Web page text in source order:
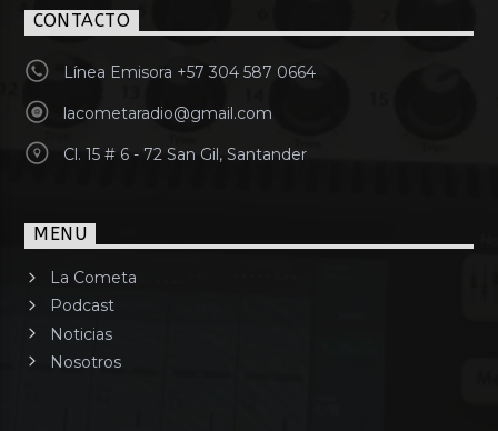
CONTACTO
Línea Emisora +57 304 587 0664
lacometaradio@gmail.com
Cl. 15 # 6 - 72 San Gil, Santander
MENU
La Cometa
Podcast
Noticias
Nosotros